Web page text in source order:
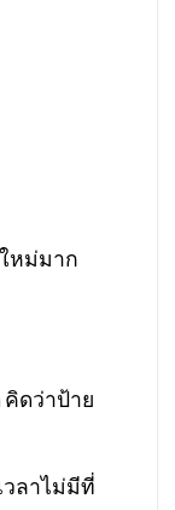
หม่มาก
ดว่าป้าย
วลาไม่มีที่